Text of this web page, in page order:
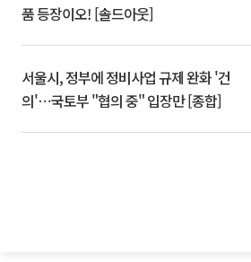
품 등장이오! [솔드아웃]
서울시, 정부에 정비사업 규제 완화 '건
의'⋯국토부 "협의 중" 입장만 [종합]